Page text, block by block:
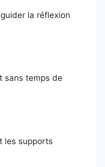
la réflexion
sans temps de
les supports